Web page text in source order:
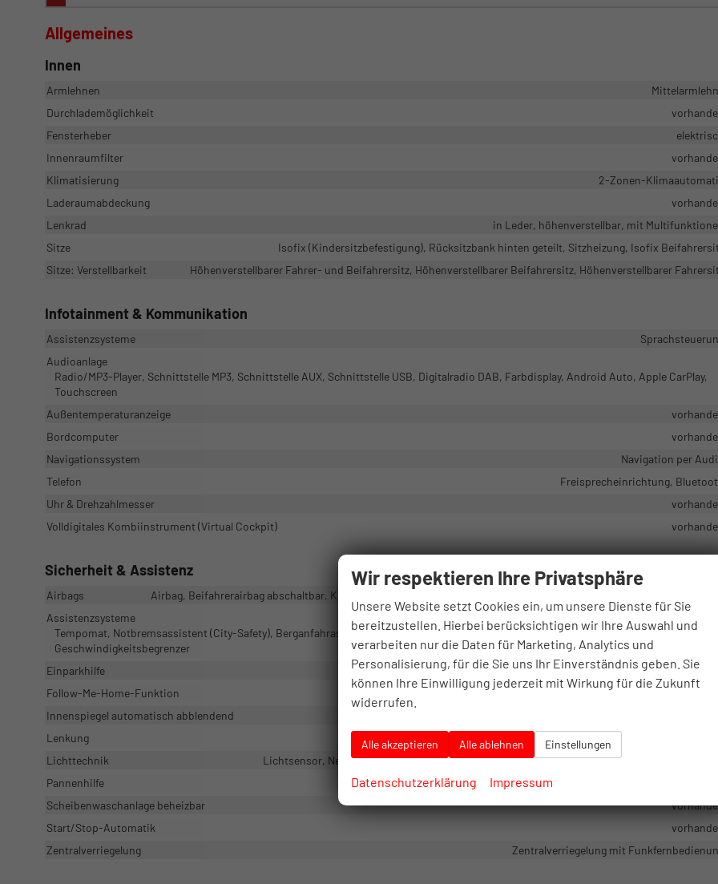
Allgemeines
Innen
Armlehnen
Durchlademöglichkeit
Fensterheber
Innenraumfilter
Klimatisierung
2-Zonen-
Laderaumabdeckung
Lenkrad
in Leder, höhenverstellbar, mit
Sitze
Isofix (Kindersitzbefestigung), Rücksitzbank hinten geteilt, Sitzheizung, Isofix
Sitze: Verstellbarkeit
Höhenverstellbarer Fahrer- und Beifahrersitz, Höhenverstellbarer Beifahrersitz, Höhenverstellbarer
Infotainment & Kommunikation
Assistenzsysteme
Audioanlage
Radio/MP3-Player, Schnittstelle MP3, Schnittstelle AUX, Schnittstelle USB, Digitalradio DAB, Farbdisplay, Android Auto, Apple CarPlay,
Touchscreen
Außentemperaturanzeige
Bordcomputer
Navigationssystem
Navigation per
Telefon
Freisprecheinrichtung,
Uhr & Drehzahlmesser
Volldigitales Kombiinstrument (Virtual Cockpit)
Sicherheit & Assistenz
Airbags
Airbag, Beifahrerairbag abschaltbar, Knieairbags Vorne, Vorhangairbag, Beifahrerairbag, Fenster-/Kopfairbags Hinten
Assistenzsysteme
Tempomat, Notbremsassistent (City-Safety), Berganfahrassistent, Spurhalteassistent, Müdigkeitserkennungs-Sensor, Notrufsystem,
Geschwindigkeitsbegrenzer
Einparkhilfe
Park Distance Control hinten
Follow-Me-Home-Funktion
Innenspiegel automatisch abblendend
Lenkung
Lichttechnik
Lichtsensor, Nebelscheinwerfer, LED-Rückleuchten, LED-Scheinwerfer, Voll-LED Scheinwerfer
Pannenhilfe
Scheibenwaschanlage beheizbar
Start/Stop-Automatik
Zentralverriegelung
Zentralverriegelung mit
Wir respektieren Ihre Privatsphäre
Unsere Website setzt Cookies ein, um unsere Dienste für Sie
bereitzustellen. Hierbei berücksichtigen wir Ihre Auswahl und
verarbeiten nur die Daten für Marketing, Analytics und
Personalisierung, für die Sie uns Ihr Einverständnis geben. Sie
können Ihre Einwilligung jederzeit mit Wirkung für die Zukunft
widerrufen.
Alle akzeptieren Alle ablehnen Einstellungen
Datenschutzerklärung Impressum